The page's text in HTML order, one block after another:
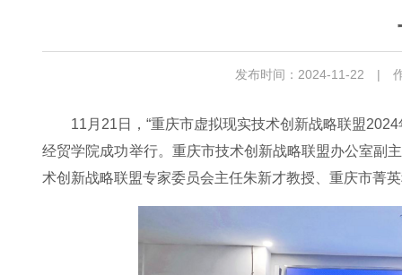
发布时间：2024-11-22 | 作
11月21日，“重庆市虚拟现实技术创新战略联盟
经贸学院成功举行。重庆市技术创新战略联盟办公室副
术创新战略联盟专家委员会主任朱新才教授、重庆市菁